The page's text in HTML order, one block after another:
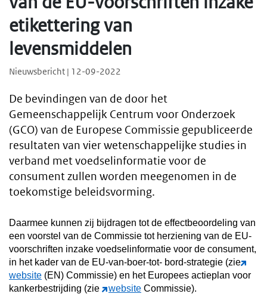
etikettering van
levensmiddelen
Nieuwsbericht | 12-09-2022
De bevindingen van de door het
Gemeenschappelijk Centrum voor Onderzoek
(GCO) van de Europese Commissie gepubliceerde
resultaten van vier wetenschappelijke studies in
verband met voedselinformatie voor de
consument zullen worden meegenomen in de
toekomstige beleidsvorming.
Daarmee kunnen zij bijdragen tot de effectbeoordeling van
een voorstel van de Commissie tot herziening van de EU-
voorschriften inzake voedselinformatie voor de consument,
in het kader van de EU-van-boer-tot- bord-strategie (zie
website (EN) Commissie) en het Europees actieplan voor
kankerbestrijding (zie
website Commissie).